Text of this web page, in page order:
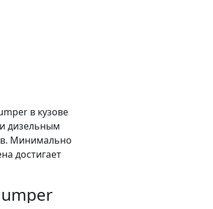
в кузове
дизельным
Минимально
достигает